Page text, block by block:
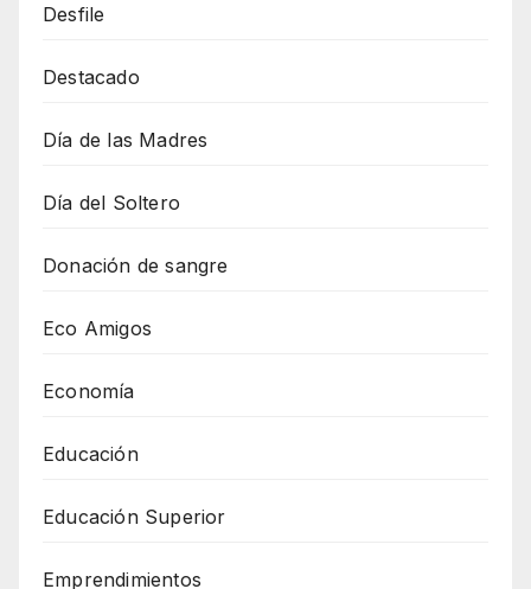
Desfile
Destacado
Día de las Madres
Día del Soltero
Donación de sangre
Eco Amigos
Economía
Educación
Educación Superior
Emprendimientos